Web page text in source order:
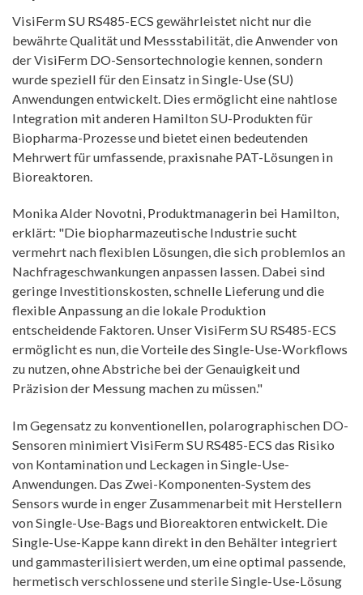
VisiFerm SU RS485-ECS gewährleistet nicht nur die
bewährte Qualität und Messstabilität, die Anwender von
der VisiFerm DO-Sensortechnologie kennen, sondern
wurde speziell für den Einsatz in Single-Use (SU)
Anwendungen entwickelt. Dies ermöglicht eine nahtlose
Integration mit anderen Hamilton SU-Produkten für
Biopharma-Prozesse und bietet einen bedeutenden
Mehrwert für umfassende, praxisnahe PAT-Lösungen in
Bioreaktoren.
Monika Alder Novotni, Produktmanagerin bei Hamilton,
erklärt: "Die biopharmazeutische Industrie sucht
vermehrt nach flexiblen Lösungen, die sich problemlos an
Nachfrageschwankungen anpassen lassen. Dabei sind
geringe Investitionskosten, schnelle Lieferung und die
flexible Anpassung an die lokale Produktion
entscheidende Faktoren. Unser VisiFerm SU RS485-ECS
ermöglicht es nun, die Vorteile des Single-Use-Workflows
zu nutzen, ohne Abstriche bei der Genauigkeit und
Präzision der Messung machen zu müssen."
Im Gegensatz zu konventionellen, polarographischen DO-
Sensoren minimiert VisiFerm SU RS485-ECS das Risiko
von Kontamination und Leckagen in Single-Use-
Anwendungen. Das Zwei-Komponenten-System des
Sensors wurde in enger Zusammenarbeit mit Herstellern
von Single-Use-Bags und Bioreaktoren entwickelt. Die
Single-Use-Kappe kann direkt in den Behälter integriert
und gammasterilisiert werden, um eine optimal passende,
hermetisch verschlossene und sterile Single-Use-Lösung